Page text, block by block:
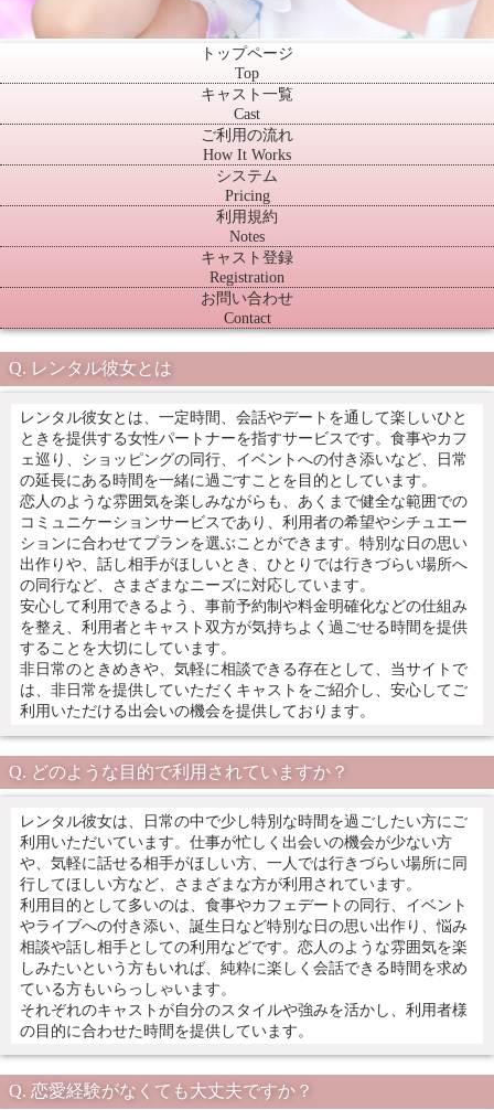
トップページ
Top
キャスト一覧
Cast
ご利用の流れ
How It Works
システム
Pricing
利用規約
Notes
キャスト登録
Registration
お問い合わせ
Contact
レンタル彼女とは
レンタル彼女とは、一定時間、会話やデートを通して楽しいひと
ときを提供する女性パートナーを指すサービスです。食事やカフ
ェ巡り、ショッピングの同行、イベントへの付き添いなど、日常
の延長にある時間を一緒に過ごすことを目的としています。
恋人のような雰囲気を楽しみながらも、あくまで健全な範囲での
コミュニケーションサービスであり、利用者の希望やシチュエー
ションに合わせてプランを選ぶことができます。特別な日の思い
出作りや、話し相手がほしいとき、ひとりでは行きづらい場所へ
の同行など、さまざまなニーズに対応しています。
安心して利用できるよう、事前予約制や料金明確化などの仕組み
を整え、利用者とキャスト双方が気持ちよく過ごせる時間を提供
することを大切にしています。
非日常のときめきや、気軽に相談できる存在として、当サイトで
は、非日常を提供していただくキャストをご紹介し、安心してご
利用いただける出会いの機会を提供しております。
どのような目的で利用されていますか？
レンタル彼女は、日常の中で少し特別な時間を過ごしたい方にご
利用いただいています。仕事が忙しく出会いの機会が少ない方
や、気軽に話せる相手がほしい方、一人では行きづらい場所に同
行してほしい方など、さまざまな方が利用されています。
利用目的として多いのは、食事やカフェデートの同行、イベント
やライブへの付き添い、誕生日など特別な日の思い出作り、悩み
相談や話し相手としての利用などです。恋人のような雰囲気を楽
しみたいという方もいれば、純粋に楽しく会話できる時間を求め
ている方もいらっしゃいます。
それぞれのキャストが自分のスタイルや強みを活かし、利用者様
の目的に合わせた時間を提供しています。
恋愛経験がなくても大丈夫ですか？